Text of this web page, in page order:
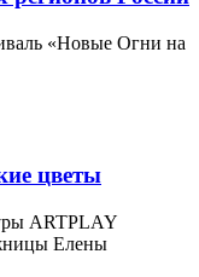
«Новые Огни на
цветы
ARTPLAY
Елены